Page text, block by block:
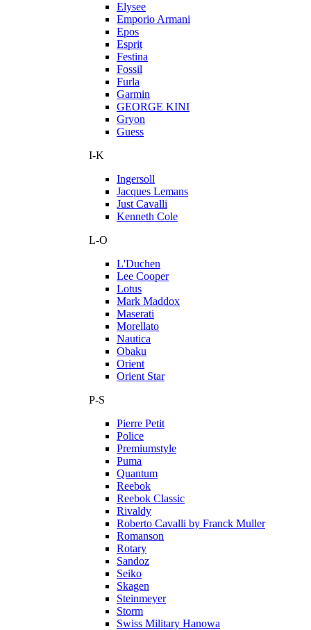
Elysee
Emporio Armani
Epos
Esprit
Festina
Fossil
Furla
Garmin
GEORGE KINI
Gryon
Guess
I-K
Ingersoll
Jacques Lemans
Just Cavalli
Kenneth Cole
L-O
L'Duchen
Lee Cooper
Lotus
Mark Maddox
Maserati
Morellato
Nautica
Obaku
Orient
Orient Star
P-S
Pierre Petit
Police
Premiumstyle
Puma
Quantum
Reebok
Reebok Classic
Rivaldy
Roberto Cavalli by Franck Muller
Romanson
Rotary
Sandoz
Seiko
Skagen
Steinmeyer
Storm
Swiss Military Hanowa